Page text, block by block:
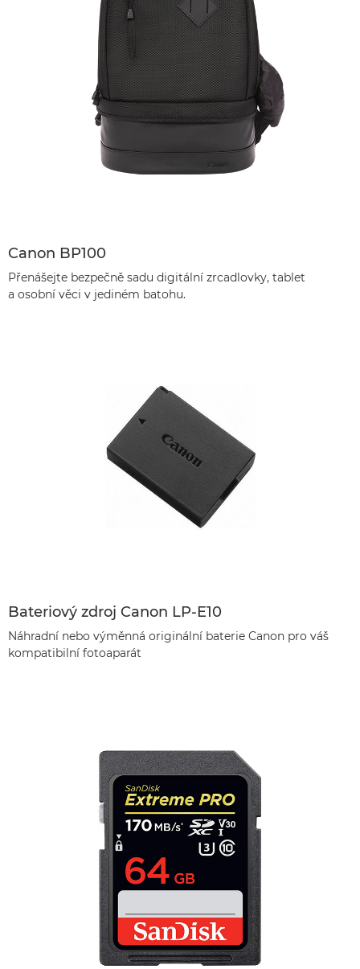
Canon BP100
Přenášejte bezpečně sadu digitální zrcadlovky, tablet
a osobní věci v jediném batohu.
Bateriový zdroj Canon LP-E10
Náhradní nebo výměnná originální baterie Canon pro váš
kompatibilní fotoaparát